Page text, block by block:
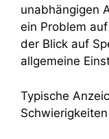
unabhängigen
ein Problem
der Blick auf
allgemeine
Typische